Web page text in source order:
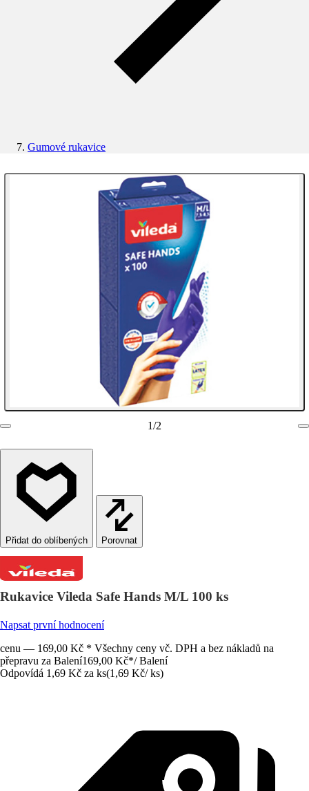
Gumové rukavice
1/2
Porovnat
Rukavice Vileda Safe Hands M/L 100 ks
Napsat první hodnocení
cenu — 169,00 Kč * Všechny ceny vč. DPH a bez nákladů na
přepravu za Balení169,00 Kč*/ Balení
Odpovídá 1,69 Kč za ks(1,69 Kč/ ks)